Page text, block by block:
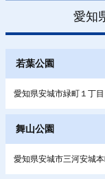
愛知
若葉公園
愛知県安城市緑町１丁目
舞山公園
愛知県安城市三河安城